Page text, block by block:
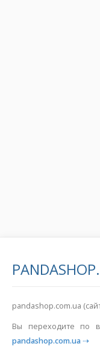
pandashop.com.ua
Вы переходите по
pandashop.com.ua⇢